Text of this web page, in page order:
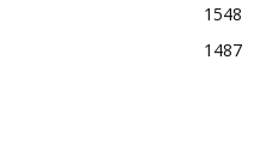
1548
1487